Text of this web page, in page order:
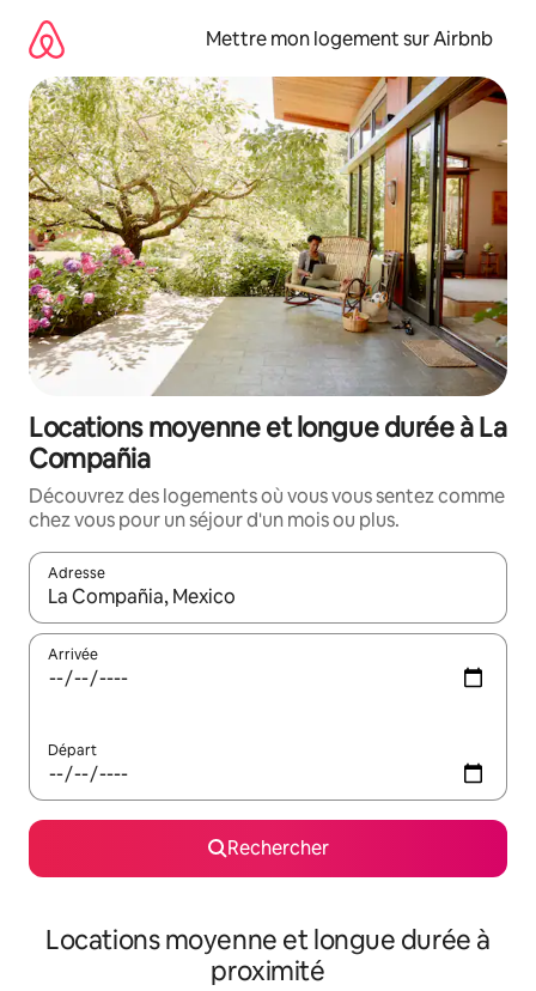
directement
contenu
Mettre mon logement sur Airbnb
Locations moyenne et longue durée à La
Compañia
Découvrez des logements où vous vous sentez comme
chez vous pour un séjour d'un mois ou plus.
Adresse
Lorsque les résultats s'affichent, utilisez les flèches vers le
Arrivée
Départ
Rechercher
Locations moyenne et longue durée à
proximité